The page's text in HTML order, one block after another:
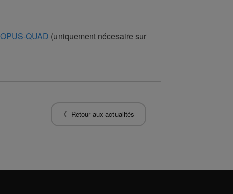
QUAD (uniquement nécesaire sur
Retour aux actualités